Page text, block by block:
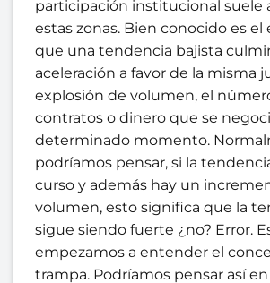
participación institucional suele
estas zonas. Bien conocido es el
que una tendencia bajista
aceleración a favor de la misma
explosión de volumen, el
contratos o dinero que se
determinado momento.
podríamos pensar, si la
curso y además hay un
volumen, esto significa que la
sigue siendo fuerte ¿no? Error.
empezamos a entender el
trampa. Podríamos pensar así